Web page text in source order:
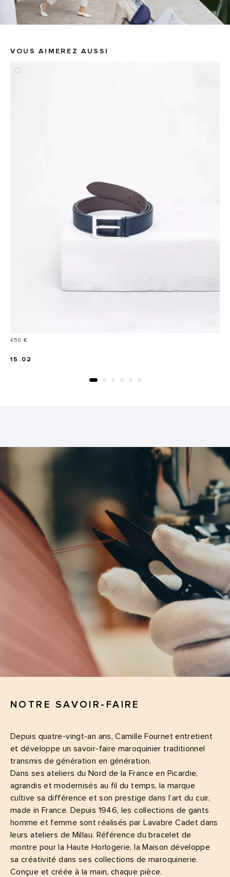
VOUS AIMEREZ AUSSI
Prix
450 €
15.02
NOTRE SAVOIR-FAIRE
Depuis quatre-vingt-an ans, Camille Fournet entretient
et développe un savoir-faire maroquinier traditionnel
transmis de génération en génération.
Dans ses ateliers du Nord de la France en Picardie,
agrandis et modernisés au fil du temps, la marque
cultive sa différence et son prestige dans l’art du cuir,
made in France. Depuis 1946, les collections de gants
homme et femme sont réalisés par Lavabre Cadet dans
leurs ateliers de Millau. Référence du bracelet de
montre pour la Haute Horlogerie, la Maison développe
sa créativité dans ses collections de maroquinerie.
Conçue et créée à la main, chaque pièce.